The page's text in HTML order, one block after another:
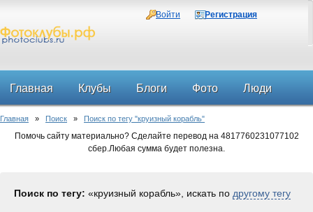
Войти Регистрация
Главная Клубы Блоги Фото Люди
Форум
Главная » Поиск » Поиск по тегу "круизный корабль"
Помочь сайту материально? Сделайте перевод на 4817760231077102
сбер.Любая сумма будет полезна.
Поиск по тегу: «круизный корабль», искать по другому тегу